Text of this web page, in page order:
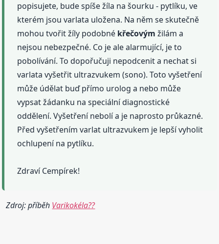
popisujete, bude spíše žíla na šourku - pytlíku, ve
kterém jsou varlata uložena. Na něm se skutečně
mohou tvořit žíly podobné křečovým žilám a
nejsou nebezpečné. Co je ale alarmující, je to
pobolívání. To dopořučuji nepodcenit a nechat si
varlata vyšetřit ultrazvukem (sono). Toto vyšetření
může údělat buď přímo urolog a nebo může
vypsat žádanku na speciální diagnostické
oddělení. Vyšetření nebolí a je naprosto průkazné.
Před vyšetřením varlat ultrazvukem je lepší vyholit
ochlupení na pytlíku.
Zdraví Cempírek!
Zdroj: příběh Varikokéla??